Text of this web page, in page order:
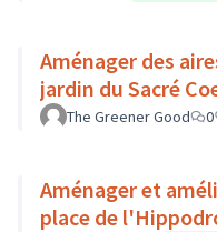
Aménager des
jardin du Sacré
The Greener Good 0
Aménager et
place de